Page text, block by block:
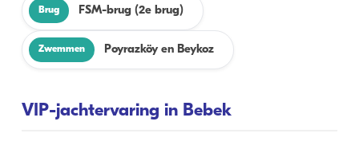
Brug FSM-brug (2e brug)
Zwemmen Poyrazköy en Beykoz
VIP-jachtervaring in Bebek